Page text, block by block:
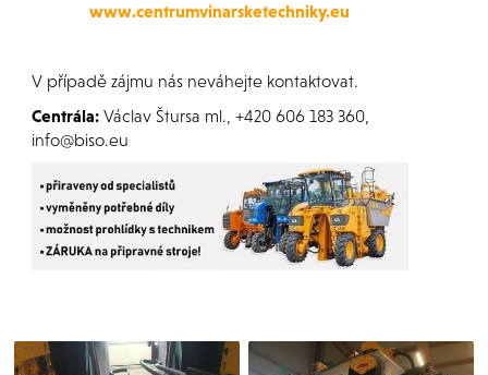
www.centrumvinarsketechniky.eu
V případě zájmu nás neváhejte kontaktovat.
Centrála:Václav Štursa ml., +420 606 183 360,
info@biso.eu